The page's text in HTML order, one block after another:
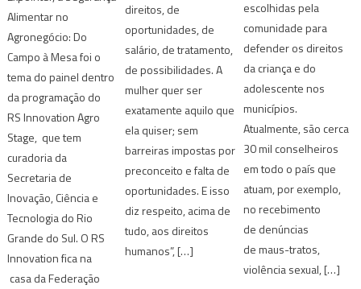
Alimentar no
Agronegócio: Do
Campo à Mesa foi o
tema do painel dentro
da programação do
RS Innovation Agro
Stage, que tem
curadoria da
Secretaria de
Inovação, Ciência e
Tecnologia do Rio
Grande do Sul. O RS
Innovation fica na
casa da Federação
direitos, de
oportunidades, de
salário, de tratamento,
de possibilidades. A
mulher quer ser
exatamente aquilo que
ela quiser; sem
barreiras impostas por
preconceito e falta de
oportunidades. E isso
diz respeito, acima de
tudo, aos direitos
humanos”, […]
escolhidas pela
comunidade para
defender os direitos
da criança e do
adolescente nos
municípios.
Atualmente, são cerca
30 mil conselheiros
em todo o país que
atuam, por exemplo,
no recebimento
de denúncias
de maus-tratos,
violência sexual, […]